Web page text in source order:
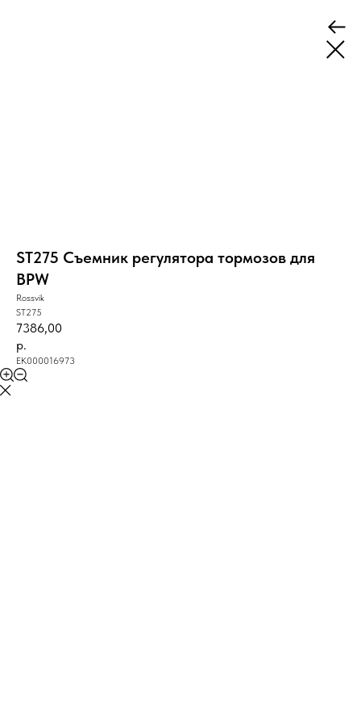
ST275 Съемник регулятора тормозов для
BPW
Rossvik
ST275
7386,00
р.
ЕК000016973